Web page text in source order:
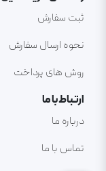
ثبت سفارش
نحوه ارسال سفارش
روش های پرداخت
ارتباط با ما
درباره ما
تماس با ما